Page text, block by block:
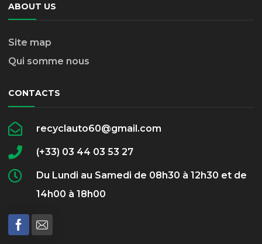
ABOUT US
Site map
Qui somme nous
CONTACTS
recyclauto60@gmail.com
(+33) 03 44 03 53 27
Du Lundi au Samedi de 08h30 à 12h30 et de
14h00 à 18h00